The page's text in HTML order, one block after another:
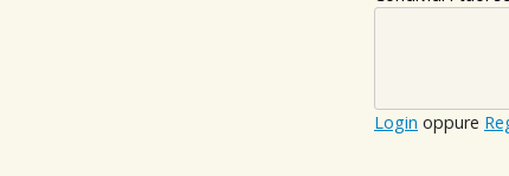
Login oppure